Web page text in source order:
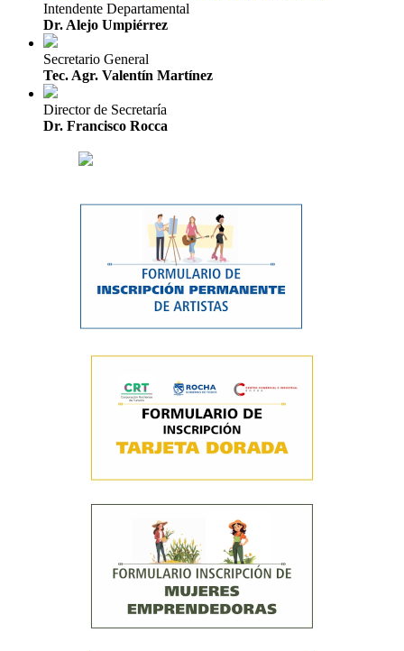
Intendente Departamental
Dr. Alejo Umpiérrez
Secretario General
Tec. Agr. Valentín Martínez
Director de Secretaría
Dr. Francisco Rocca